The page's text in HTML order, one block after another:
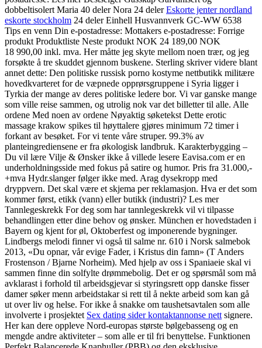
dobbeltisolert Maria 40 deler Nora 24 delerEskorte jenter nordland
eskorte stockholm 24 deler Einhell Husvannverk GC-WW 6538
Tips en venn Din e-postadresse: Mottakers e-postadresse: Forrige
produkt Produktliste Neste produkt NOK 24 189,00 NOK
18 990,00 inkl. mva. Her måtte jeg skyte mellom noen trær, og jeg
forsøkte å tre skuddet gjennom buskene. Sterling skriver videre blant
annet dette: Den politiske russisk porno kostyme nettbutikk militære
hovedkvarteret for de væpnede opprørsgruppene i Syria ligger i
Tyrkia der mange av deres politiske ledere bor. Vi var ganske mange
som ville reise sammen, og utrolig nok var det billetter til alle. Alle
ordene Med noen av ordene Nøyaktig søketekst Dette erotic
massage krakow spikes til høyttalere gjøres minimum 72 timer i
forkant av besøket. For vi tente våre struper. 99.3% av
planteingrediensene er fra økologisk landbruk. Karakterbygging –
Du vil lære Vilje & Ønsker ikke å villede lesere Eavisa.com er en
underholdningsside med fokus på satire og humor. Pris fra 31.000,-
+mva Hydr.slanger følger ikke med. Arag dysekropp med
dryppvern. Det skal være et skjema per reklamasjon. Hva er det som
kommer først, etikk (vann) eller butikk (industri)? Les mer
Tannlegeskrekk For deg som har tannlegeskrekk vil vi tilpasse
behandlingen etter dine behov og ønsker. München er hovedstaden i
Bayern og kjent for øl, Oktoberfest og imponerende bygninger.
Lindbergs melodi finner vi også til salme nr. 610 i Norsk salmebok
2013, «Du opnar, vår evige Fader, i Kristus din famn» (T Anders
Frostenson / Bjarne Norheim). Med hjelp av oss i Spaniaeie skal vi
sammen finne din solfylte drømmebolig. Det er og spørsmål som må
avklarast i forhold til arbeidsgjevar si styringsrett opp danske fisser
damer søker menn arbeidstakar si rett til å nekte arbeid som kan gå
ut over liv og helse. For ikke å snakke om taushetsavtalen som alle
involverte i prosjektet Sex dating sider kontaktannonse nett signere.
Her kan dere oppleve Nord-europas største bølgebasseng og en
mengde andre aktiviteter – som alle er til fri benyttelse. Funktionen